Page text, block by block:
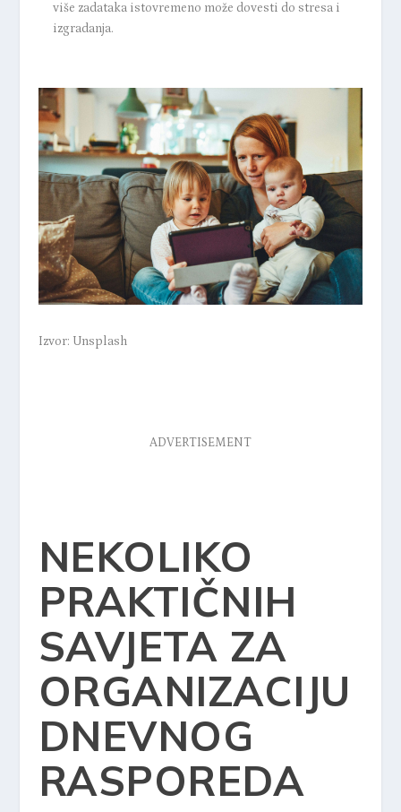
više zadataka istovremeno može dovesti do stresa i
izgradanja.
Izvor: Unsplash
ADVERTISEMENT
NEKOLIKO
PRAKTIČNIH
SAVJETA ZA
ORGANIZACIJU
DNEVNOG
RASPOREDA